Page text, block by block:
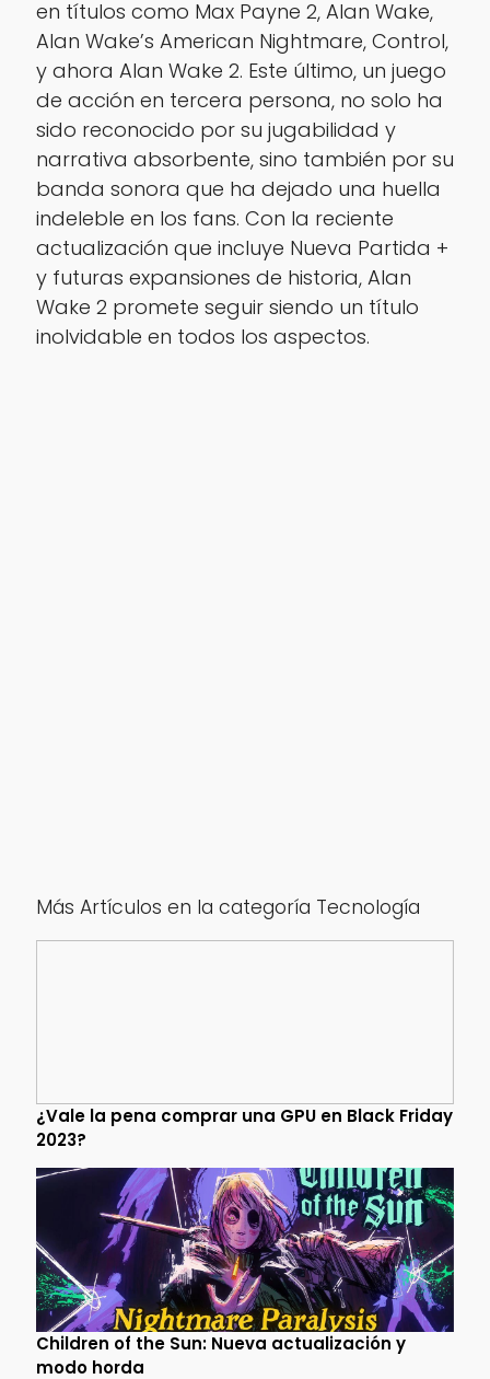
en títulos como Max Payne 2, Alan Wake,
Alan Wake’s American Nightmare, Control,
y ahora Alan Wake 2. Este último, un juego
de acción en tercera persona, no solo ha
sido reconocido por su jugabilidad y
narrativa absorbente, sino también por su
banda sonora que ha dejado una huella
indeleble en los fans. Con la reciente
actualización que incluye Nueva Partida +
y futuras expansiones de historia, Alan
Wake 2 promete seguir siendo un título
inolvidable en todos los aspectos.
Más Artículos en la categoría Tecnología
¿Vale la pena comprar una GPU en Black Friday
2023?
Children of the Sun: Nueva actualización y
modo horda